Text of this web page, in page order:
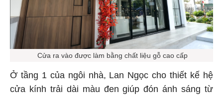
Cửa ra vào được làm bằng chất liệu gỗ cao cấp
Ở tầng 1 của ngôi nhà, Lan Ngọc cho thiết kế hệ
cửa kính trải dài màu đen giúp đón ánh sáng từ